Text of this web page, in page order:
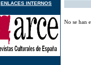
ENLACES INTERNOS
No se han